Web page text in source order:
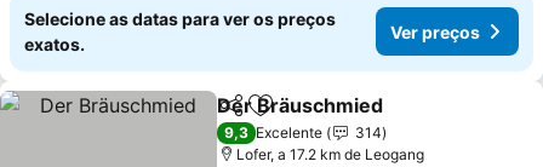
Selecione as datas para ver os preços
exatos.
Ver preços
PartilharAdicionar aos favoritos
Der Bräuschmied
9,3 Excelente
314
Lofer, a 17.2 km de Leogang